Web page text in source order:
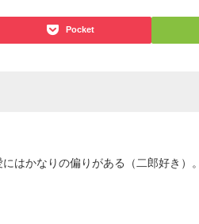
Pocket
はかなりの偏りがある（二郎好き）。